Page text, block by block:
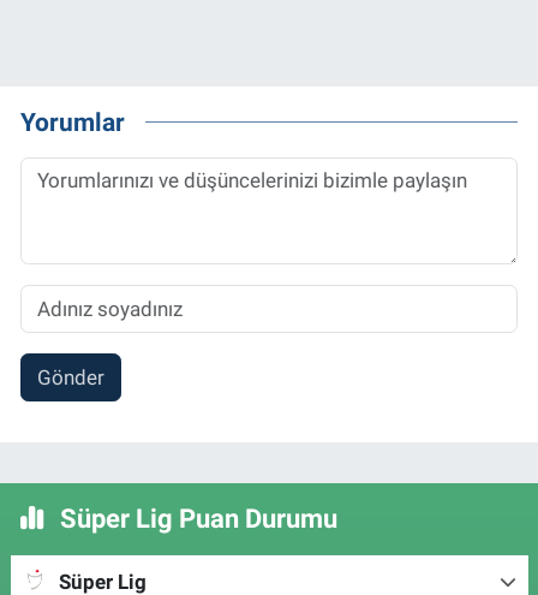
Yorumlar
Gönder
Süper Lig Puan Durumu
Süper Lig